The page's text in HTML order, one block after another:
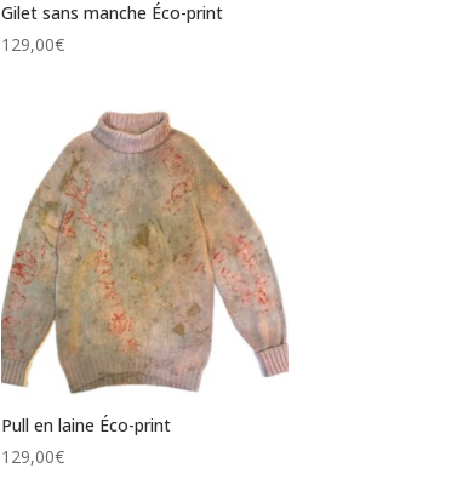
Gilet sans manche Éco-print
129,00€
Pull en laine Éco-print
129,00€